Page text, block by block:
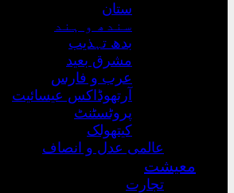
ستان
سندھ و ہند
بدھ تہذیب
مشرق بعید
عرب و فارس
آرتھوڈاکس عیسائیت
پروٹسٹنٹ
کیتھولک
عالمی عدل و انصاف
معیشت
تجارت